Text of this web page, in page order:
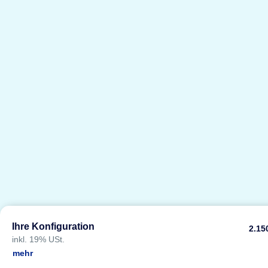
Ihre Konfiguration
inkl. 19% USt.
mehr